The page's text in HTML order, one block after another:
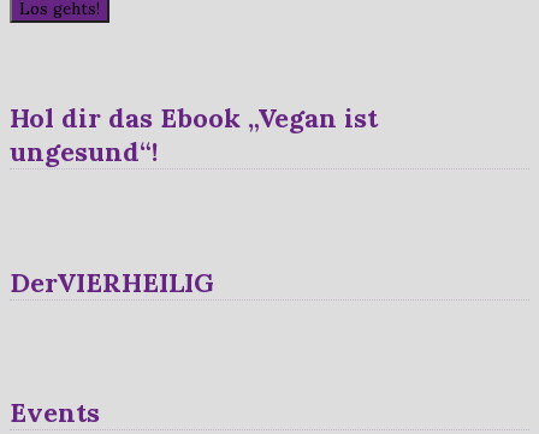
Hol dir das Ebook „Vegan ist
ungesund“!
DerVIERHEILIG
Events